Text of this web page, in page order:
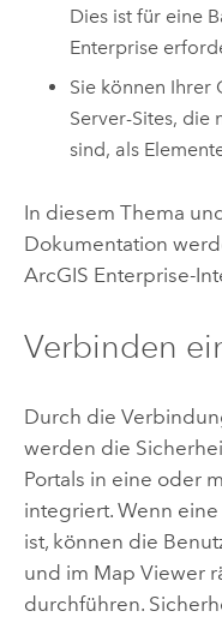
Dies ist für eine
Enterprise
Sie können
Server-Sites, die
sind, als
In diesem Thema
Dokumentation
ArcGIS Enterprise-
Verbinden
Durch die
werden die
Portals in eine oder
integriert. Wenn eine
ist, können die
und im Map Viewer
durchführen.